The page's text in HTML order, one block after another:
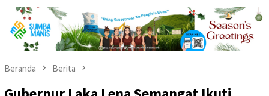
Beranda Berita